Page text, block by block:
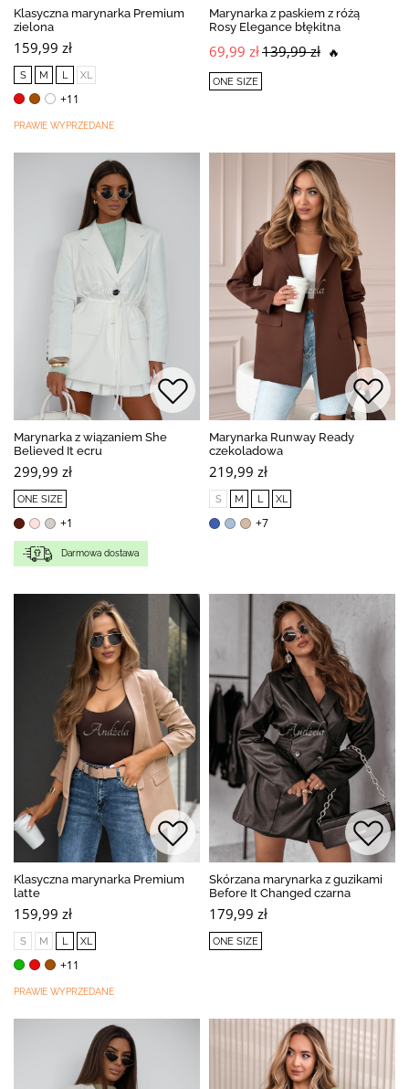
Klasyczna marynarka Premium
zielona
159,99 zł
S M L XL
+11
PRAWIE WYPRZEDANE
Marynarka z paskiem z różą
Rosy Elegance błękitna
69,99 zł139,99 zł 🔥
ONE SIZE
Marynarka z wiązaniem She
Believed It ecru
299,99 zł
ONE SIZE
+1
Darmowa dostawa
Marynarka Runway Ready
czekoladowa
219,99 zł
S M L XL
+7
Klasyczna marynarka Premium
latte
159,99 zł
S M L XL
+11
PRAWIE WYPRZEDANE
Skórzana marynarka z guzikami
Before It Changed czarna
179,99 zł
ONE SIZE